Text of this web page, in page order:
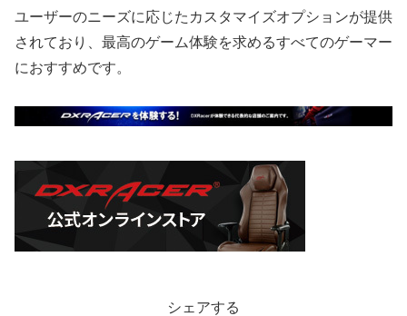
ユーザーのニーズに応じたカスタマイズオプションが提供
されており、最高のゲーム体験を求めるすべてのゲーマー
におすすめです。
シェアする